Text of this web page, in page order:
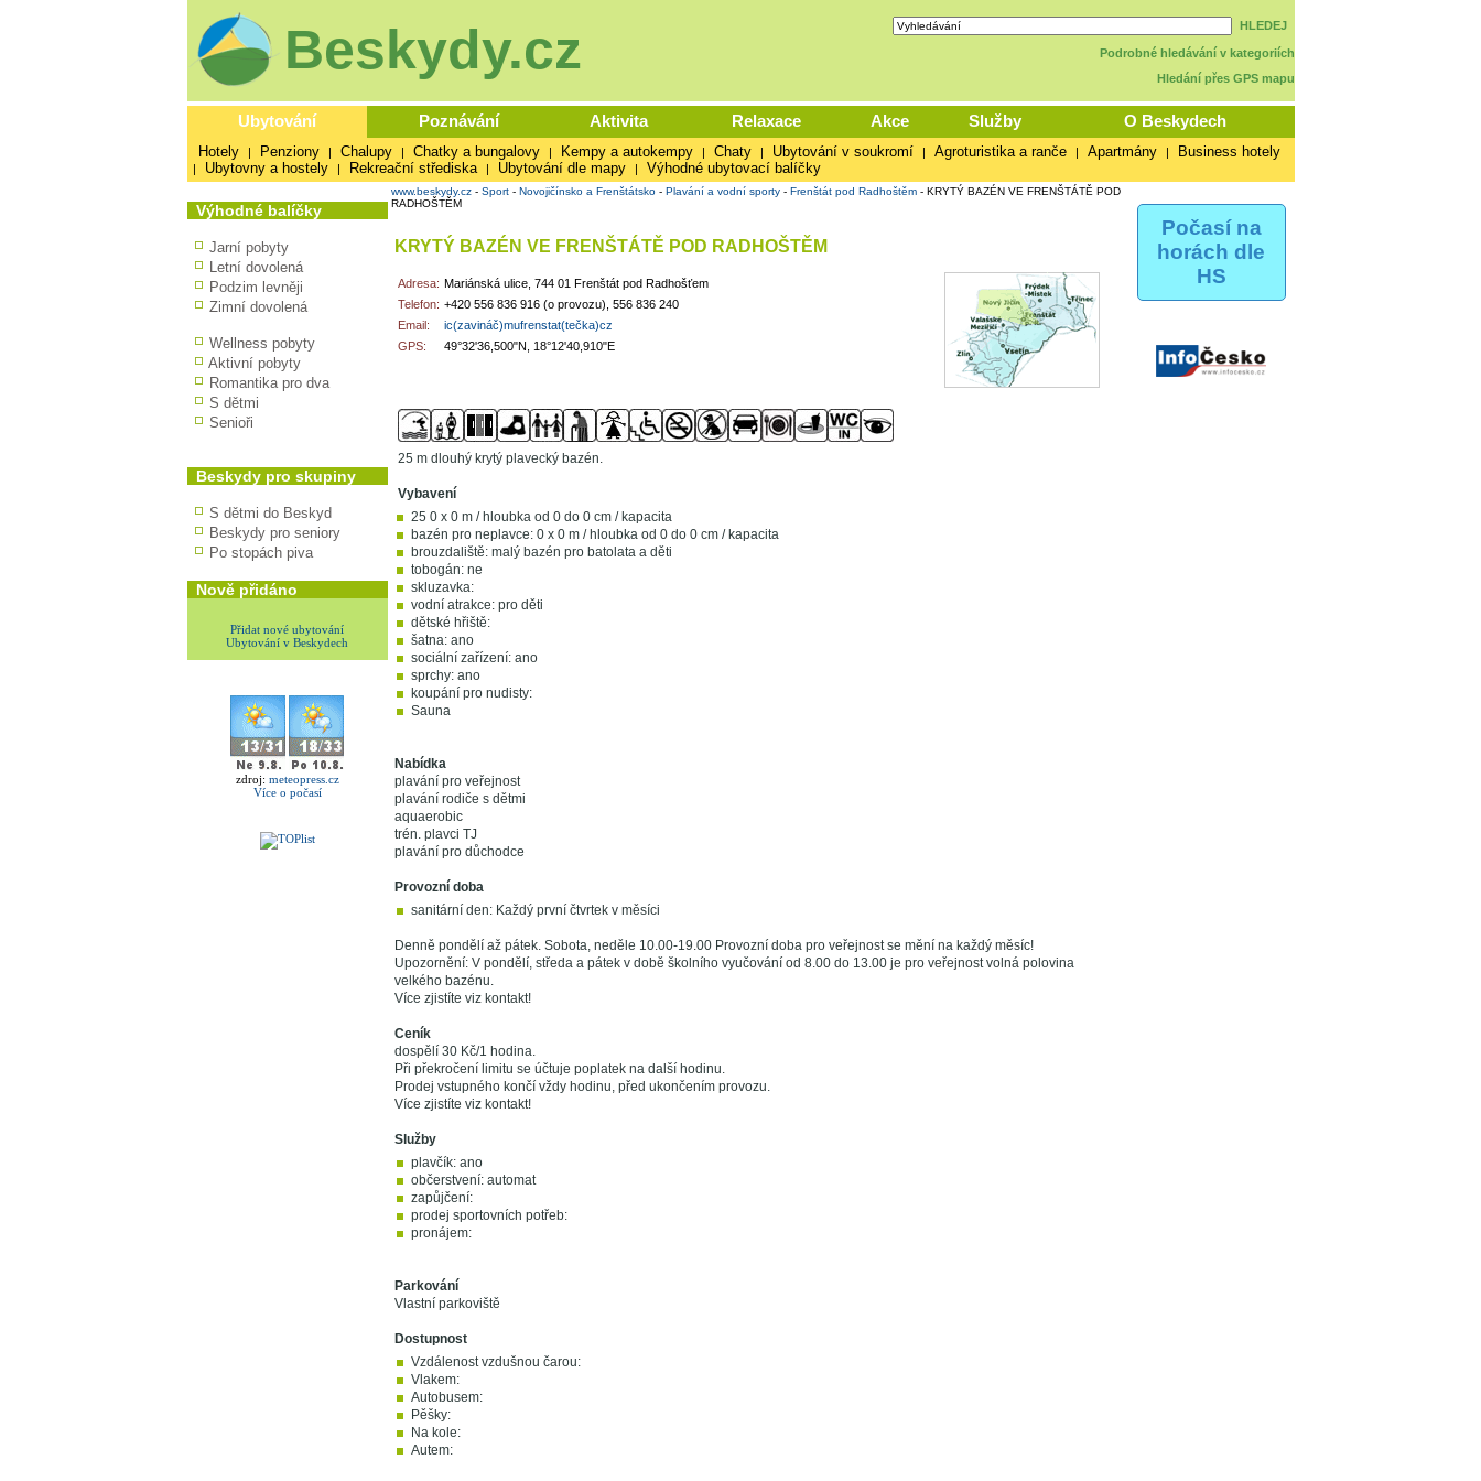
Beskydy.cz HLEDEJ
Podrobné hledávání v kategoriích
Hledání přes GPS mapu
Ubytování Poznávání Aktivita Relaxace Akce Služby O Beskydech
Hotely | Penziony | Chalupy | Chatky a bungalovy | Kempy a autokempy | Chaty | Ubytování v soukromí | Agroturistika a ranče | Apartmány | Business hotely
| Ubytovny a hostely | Rekreační střediska | Ubytování dle mapy | Výhodné ubytovací balíčky
Výhodné balíčky
Jarní pobyty
Letní dovolená
Podzim levněji
Zimní dovolená
Wellness pobyty
Aktivní pobyty
Romantika pro dva
S dětmi
Senioři
Beskydy pro skupiny
S dětmi do Beskyd
Beskydy pro seniory
Po stopách piva
Nově přidáno
Přidat nové ubytování
Ubytování v Beskydech
zdroj: meteopress.cz
Více o počasí
www.beskydy.cz- Sport- Novojičínsko a Frenštátsko- Plavání a vodní sporty- Frenštát pod Radhoštěm- KRYTÝ BAZÉN VE FRENŠTÁTĚ POD
RADHOŠTĚM
KRYTÝ BAZÉN VE FRENŠTÁTĚ POD RADHOŠTĚM
Adresa: Mariánská ulice, 744 01 Frenštát pod Radhošťem
Telefon: +420 556 836 916 (o provozu), 556 836 240
Email:
ic(zavináč)mufrenstat(tečka)cz
GPS:
49°32'36,500"N, 18°12'40,910"E
25 m dlouhý krytý plavecký bazén.
Vybavení
25 0 x 0 m / hloubka od 0 do 0 cm / kapacita
bazén pro neplavce: 0 x 0 m / hloubka od 0 do 0 cm / kapacita
brouzdaliště: malý bazén pro batolata a děti
tobogán: ne
skluzavka:
vodní atrakce: pro děti
dětské hřiště:
šatna: ano
sociální zařízení: ano
sprchy: ano
koupání pro nudisty:
Sauna
Nabídka
plavání pro veřejnost
plavání rodiče s dětmi
aquaerobic
trén. plavci TJ
plavání pro důchodce
Provozní doba
sanitární den: Každý první čtvrtek v měsíci
Denně pondělí až pátek. Sobota, neděle 10.00-19.00 Provozní doba pro veřejnost se mění na každý měsíc!
Upozornění: V pondělí, středa a pátek v době školního vyučování od 8.00 do 13.00 je pro veřejnost volná polovina
velkého bazénu.
Více zjistíte viz kontakt!
Ceník
dospělí 30 Kč/1 hodina.
Při překročení limitu se účtuje poplatek na další hodinu.
Prodej vstupného končí vždy hodinu, před ukončením provozu.
Více zjistíte viz kontakt!
Služby
plavčík: ano
občerstvení: automat
zapůjčení:
prodej sportovních potřeb:
pronájem:
Parkování
Vlastní parkoviště
Dostupnost
Vzdálenost vzdušnou čarou:
Vlakem:
Autobusem:
Pěšky:
Na kole:
Autem:
Počasí na
horách dle
HS